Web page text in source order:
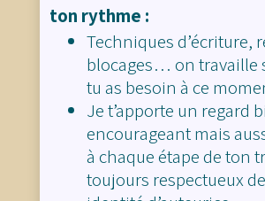
ton rythme :
Techniques d’écriture,
blocages… on travaille
tu as besoin à ce
Je t’apporte un regard
encourageant mais
à chaque étape de ton
toujours respectueux